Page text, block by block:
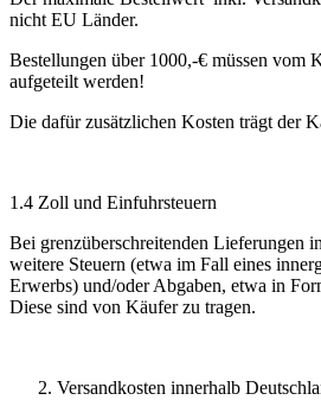
nicht EU Länder.
Bestellungen über 1000,-€ müssen vom
aufgeteilt werden!
Die dafür zusätzlichen Kosten trägt der
1.4 Zoll und Einfuhrsteuern
Bei grenzüberschreitenden Lieferungen
weitere Steuern (etwa im Fall eines
Erwerbs) und/oder Abgaben, etwa in
Diese sind von Käufer zu tragen.
Versandkosten innerhalb